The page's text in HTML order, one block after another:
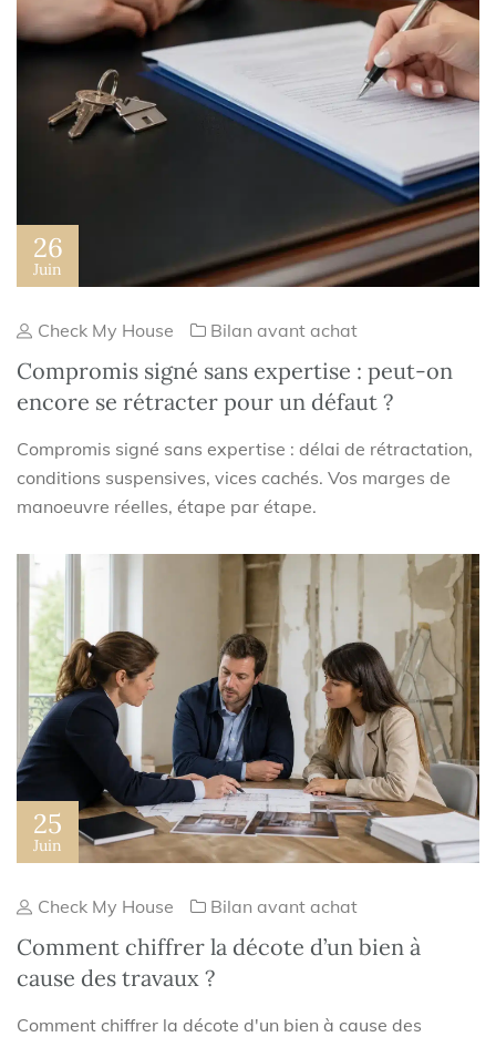
26
Juin
Check My House Bilan avant achat
Compromis signé sans expertise : peut-on
encore se rétracter pour un défaut ?
Compromis signé sans expertise : délai de rétractation,
conditions suspensives, vices cachés. Vos marges de
manoeuvre réelles, étape par étape.
25
Juin
Check My House Bilan avant achat
Comment chiffrer la décote d’un bien à
cause des travaux ?
Comment chiffrer la décote d'un bien à cause des